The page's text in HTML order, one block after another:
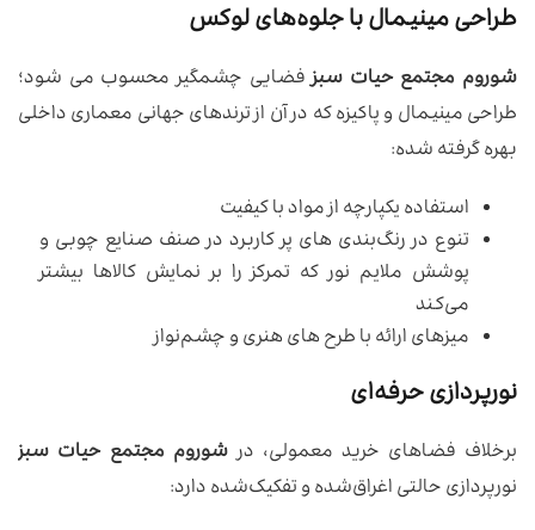
طراحی مینیمال با جلوه‌های لوکس
شوروم مجتمع حیات سبزفضایی چشمگیر محسوب می شود؛
طراحی مینیمال و پاکیزه که در آن از ترندهای جهانی معماری داخلی
بهره گرفته شده:
استفاده یکپارچه از مواد با کیفیت
تنوع در رنگ‌بندی های پر کاربرد در صنف صنایع چوبی و
پوشش ملایم نور که تمرکز را بر نمایش کالاها بیشتر
می‌کند
میزهای ارائه با طرح های هنری و چشم‌نواز
نورپردازی حرفه‌ای
برخلاف فضاهای خرید معمولی، در شوروم مجتمع حیات سبز
نورپردازی حالتی اغراق‌شده و تفکیک‌شده دارد: